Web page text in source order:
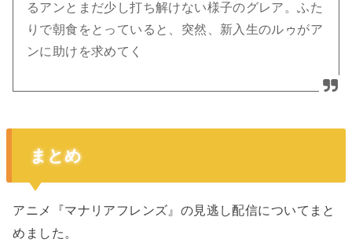
るアンとまだ少し打ち解けない様子のグレア。ふた
りで朝食をとっていると、突然、新入生のルゥがア
ンに助けを求めてく
まとめ
アニメ『マナリアフレンズ』の見逃し配信についてまと
めました。